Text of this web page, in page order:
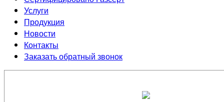
Услуги
Продукция
Новости
Контакты
Заказать обратный звонок